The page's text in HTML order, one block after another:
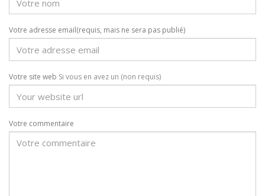
Votre adresse email(requis, mais ne sera pas publié)
Votre site web Si vous en avez un (non requis)
Votre commentaire